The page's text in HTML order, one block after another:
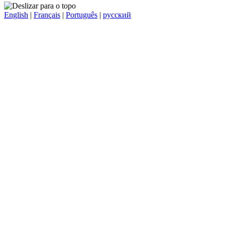
English | Français | Português | русский